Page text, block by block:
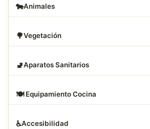
🐄Animales
🌳Vegetación
🚽Aparatos Sanitarios
🍽️ Equipamiento Cocina
♿Accesibilidad